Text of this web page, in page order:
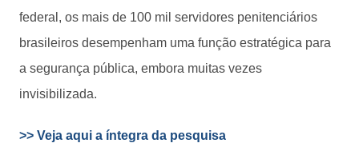
federal, os mais de 100 mil servidores penitenciários
brasileiros desempenham uma função estratégica para
a segurança pública, embora muitas vezes
invisibilizada.
>> Veja aqui a íntegra da pesquisa